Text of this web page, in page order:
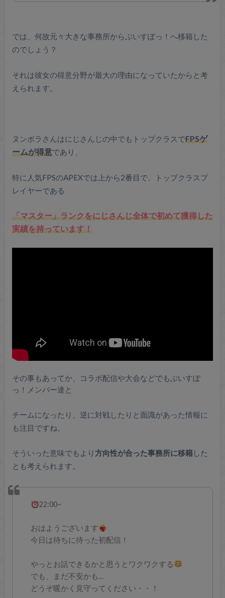
では、何故元々大きな事務所からぶいすぽっ！へ移籍した
のでしょう？
それは彼女の得意分野が最大の理由になっていたからと考
えられます。
ヌンボラさんはにじさんじの中でもトップクラスでFPSゲ
ームが得意であり、
特に人気FPSのAPEXでは上から2番目で、トップクラスプ
レイヤーである
「マスター」ランクをにじさんじ全体で初めて獲得した
実績を持っています！
その事もあってか、コラボ配信や大会などでもぶいすぽ
っ！メンバー達と
チームになったり、逆に対戦したりと面識があった情報に
も注目ですね。
そういった意味でもより 方向性が合った事務所に移籍した
とも考えられます。
22:00~
おはようございます
今日は待ちに待った初配信！
やっとお話できるかと思うとワクワクする
でも、まだ不安かも…
どうぞ暖かく見守ってください・・！